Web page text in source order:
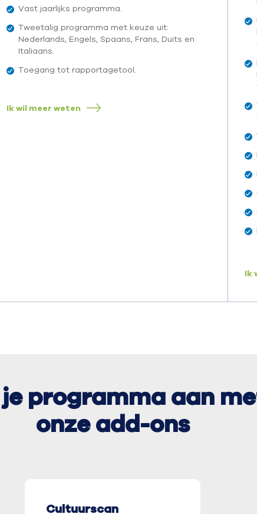
Vast jaarlijks programma.
Tweetalig programma met keuze uit:
Nederlands, Engels, Spaans, Frans, Duits en
Italiaans.
Toegang tot rapportagetool.
Ik wil meer weten
Ik
programma aan
onze add-ons
Cultuurscan